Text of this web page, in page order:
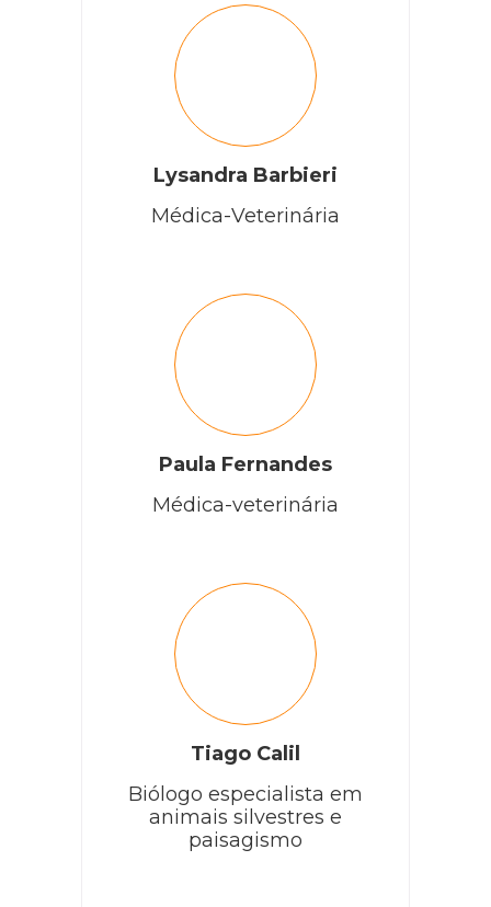
Lysandra Barbieri
Médica-Veterinária
Paula Fernandes
Médica-veterinária
Tiago Calil
Biólogo especialista em
animais silvestres e
paisagismo